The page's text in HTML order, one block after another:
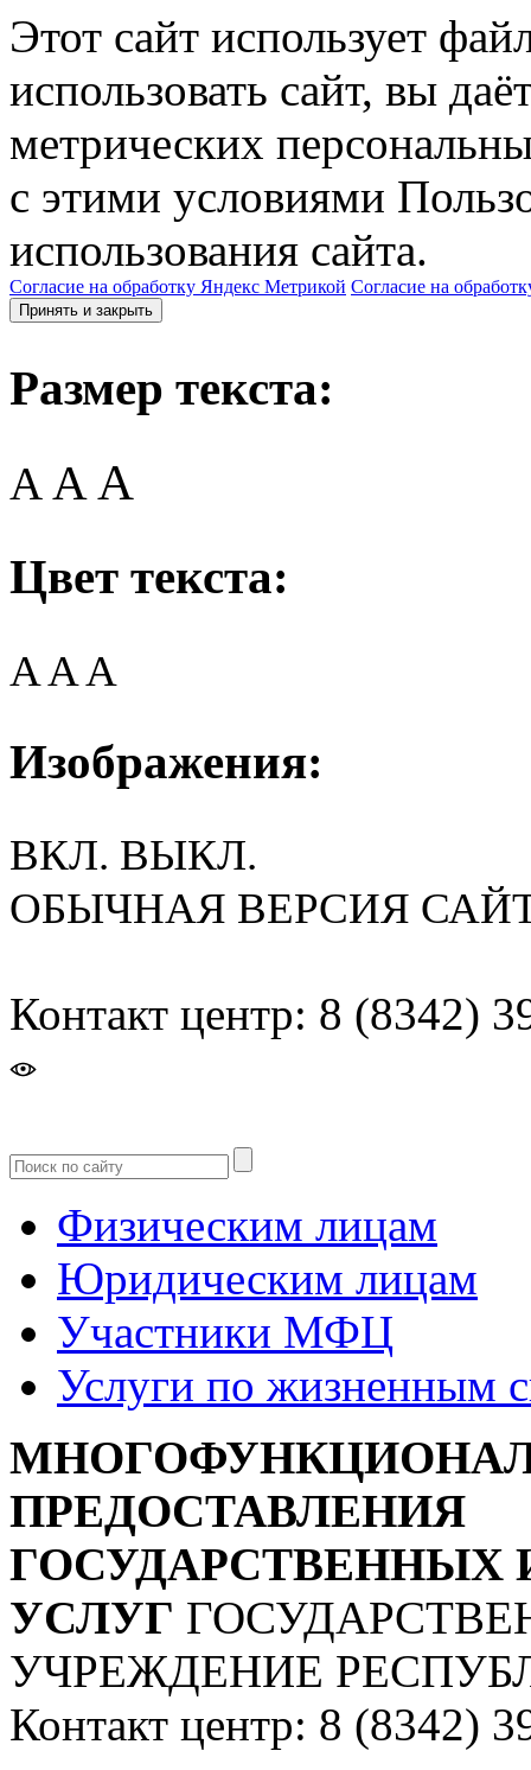
Этот сайт использует
использовать сайт, вы
метрических
с этими условиями
использования сайта.
Согласие на обработку Яндекс Метрикой Согласие на
Принять и закрыть
Размер текста:
A AA
Цвет текста:
AAA
Изображения:
ВКЛ. ВЫКЛ.
ОБЫЧНАЯ ВЕРСИЯ
Контакт центр: 8 (8342)
Физическим лицам
Юридическим лицам
Участники МФЦ
Услуги по жизненным
ПРЕДОСТАВЛЕНИЯ
УСЛУГ
УЧРЕЖДЕНИЕ
Контакт центр: 8 (8342)